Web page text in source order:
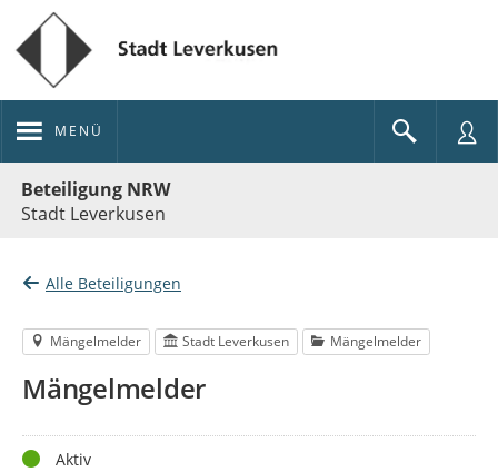
MENÜ
Beteiligung NRW
Stadt Leverkusen
Alle Beteiligungen
Mängelmelder Stadt Leverkusen Mängelmelder
Mängelmelder
StatusAktiv